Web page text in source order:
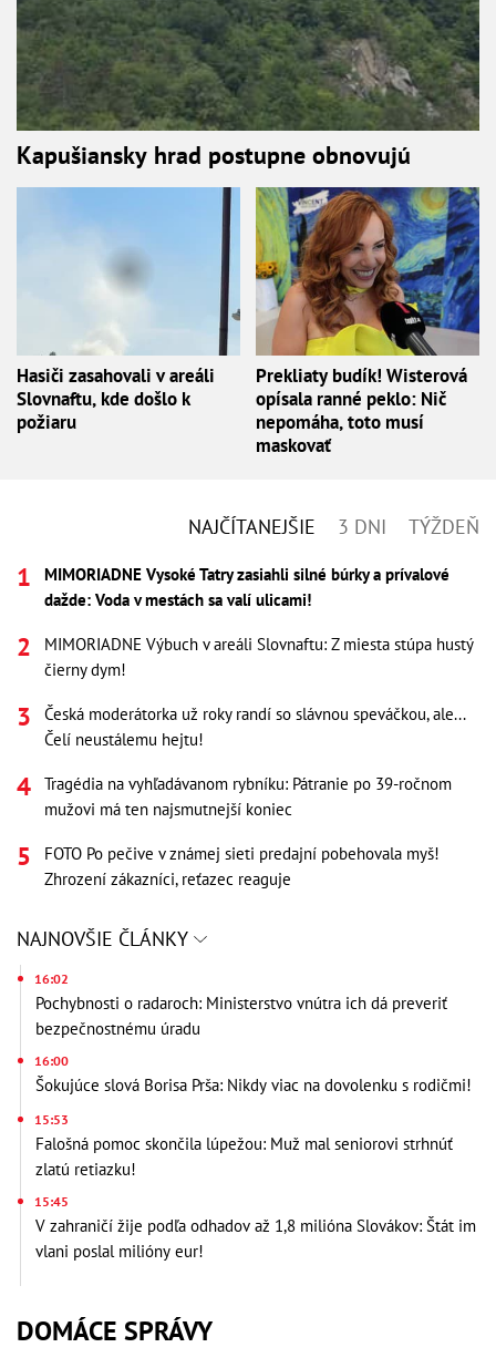
Kapušiansky hrad postupne obnovujú
Hasiči zasahovali v areáli
Slovnaftu, kde došlo k
požiaru
Prekliaty budík! Wisterová
opísala ranné peklo: Nič
nepomáha, toto musí
maskovať
NAJČÍTANEJŠIE 3 DNI TÝŽDEŇ
MIMORIADNE Vysoké Tatry zasiahli silné búrky a prívalové
dažde: Voda v mestách sa valí ulicami!
MIMORIADNE Výbuch v areáli Slovnaftu: Z miesta stúpa hustý
čierny dym!
Česká moderátorka už roky randí so slávnou speváčkou, ale...
Čelí neustálemu hejtu!
Tragédia na vyhľadávanom rybníku: Pátranie po 39-ročnom
mužovi má ten najsmutnejší koniec
FOTO Po pečive v známej sieti predajní pobehovala myš!
Zhrození zákazníci, reťazec reaguje
NAJNOVŠIE ČLÁNKY
16:02
Pochybnosti o radaroch: Ministerstvo vnútra ich dá preveriť
bezpečnostnému úradu
16:00
Šokujúce slová Borisa Prša: Nikdy viac na dovolenku s rodičmi!
15:53
Falošná pomoc skončila lúpežou: Muž mal seniorovi strhnúť
zlatú retiazku!
15:45
V zahraničí žije podľa odhadov až 1,8 milióna Slovákov: Štát im
vlani poslal milióny eur!
DOMÁCE SPRÁVY